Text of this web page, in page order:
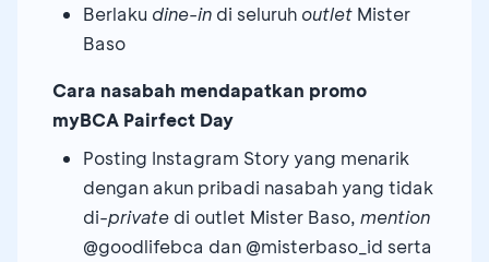
Berlaku dine-in di seluruh outlet Mister
Baso
Cara nasabah mendapatkan promo
myBCA Pairfect Day
Posting Instagram Story yang menarik
dengan akun pribadi nasabah yang tidak
di-private di outlet Mister Baso, mention
@goodlifebca dan @misterbaso_id serta